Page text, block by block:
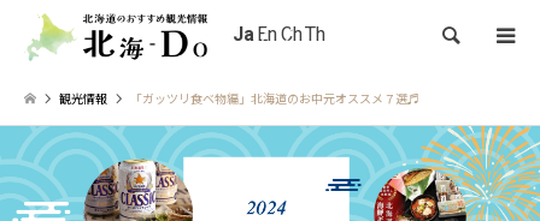
検索
観光情報 「ガッツリ食べ物編」北海道のお中元オススメ７選♬